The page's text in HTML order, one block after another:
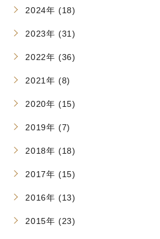
2024年 (18)
2023年 (31)
2022年 (36)
2021年 (8)
2020年 (15)
2019年 (7)
2018年 (18)
2017年 (15)
2016年 (13)
2015年 (23)